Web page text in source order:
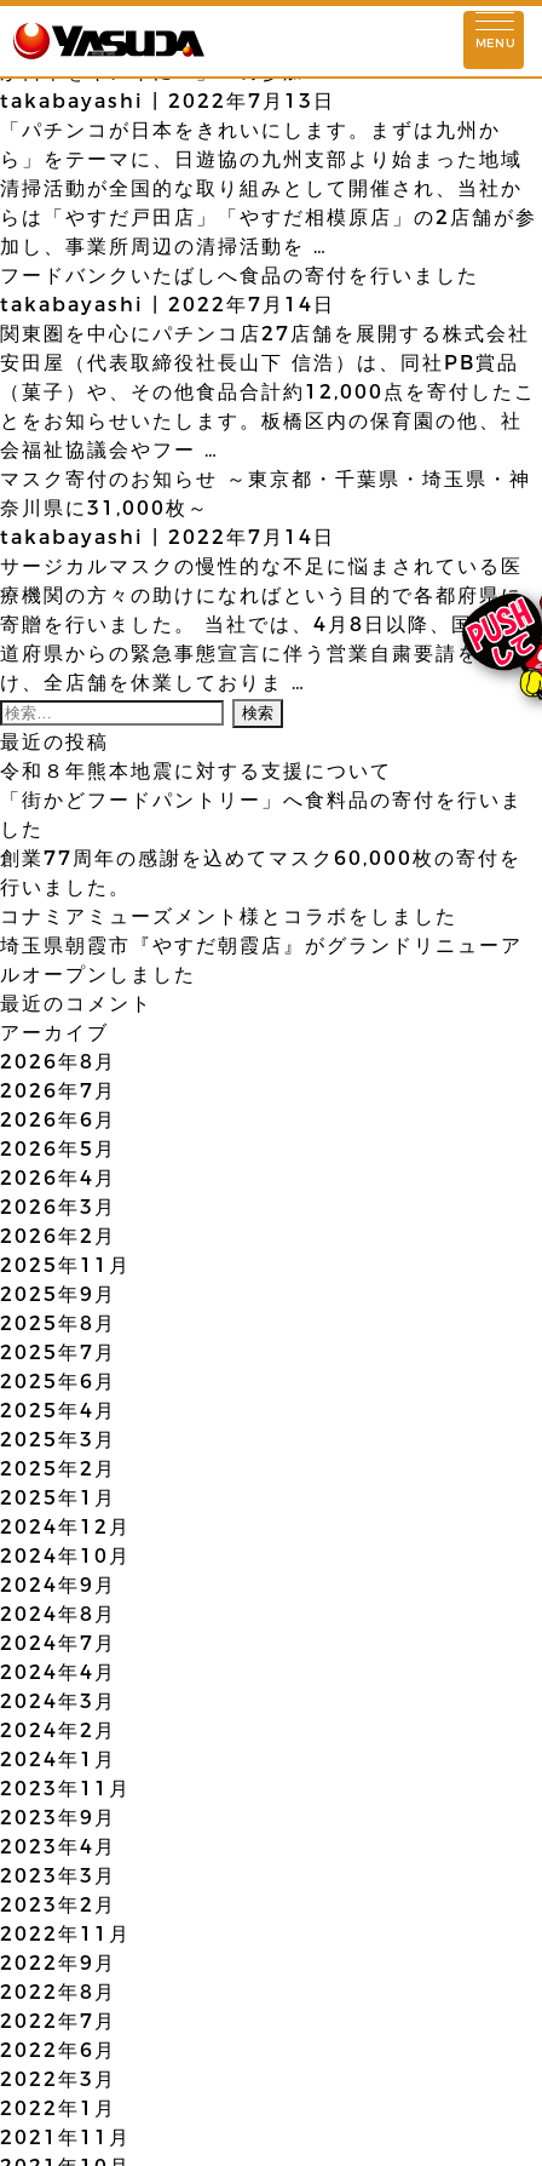
MENU
お知らせ
ストーリー
企業理念
会社情報
代表挨拶 基本情報
理念実現に向けて
安田屋の歴史
店舗情報
東京 埼玉 千葉 神奈川 群馬
活動情報
SDGs情報 環境対策活動
社会との共存
物件情報募集
採用情報
お問い合わせ
2020
「第３回全国クリーンデー ～地域大清掃 パチンコ
が日本をキレイに～」への参加
takabayashi
2022年7月13日
「パチンコが日本をきれいにします。まずは九州か
ら」をテーマに、日遊協の九州支部より始まった地域
清掃活動が全国的な取り組みとして開催され、当社か
らは「やすだ戸田店」「やすだ相模原店」の2店舗が参
加し、事業所周辺の清掃活動を …
フードバンクいたばしへ食品の寄付を行いました
takabayashi
2022年7月14日
関東圏を中心にパチンコ店27店舗を展開する株式会社
安田屋（代表取締役社長山下 信浩）は、同社PB賞品
（菓子）や、その他食品合計約12,000点を寄付したこ
とをお知らせいたします。板橋区内の保育園の他、社
会福祉協議会やフー …
マスク寄付のお知らせ ～東京都・千葉県・埼玉県・神
奈川県に31,000枚～
takabayashi
2022年7月14日
サージカルマスクの慢性的な不足に悩まされている医
療機関の方々の助けになればという目的で各都府県に
寄贈を行いました。 当社では、4月8日以降、国・各都
道府県からの緊急事態宣言に伴う営業自粛要請を受
け、全店舗を休業しておりま …
検
索:
最近の投稿
令和８年熊本地震に対する支援について
「街かどフードパントリー」へ食料品の寄付を行いま
した
創業77周年の感謝を込めてマスク60,000枚の寄付を
行いました。
コナミアミューズメント様とコラボをしました
埼玉県朝霞市『やすだ朝霞店』がグランドリニューア
ルオープンしました
最近のコメント
アーカイブ
2026年8月
2026年7月
2026年6月
2026年5月
2026年4月
2026年3月
2026年2月
2025年11月
2025年9月
2025年8月
2025年7月
2025年6月
2025年4月
2025年3月
2025年2月
2025年1月
2024年12月
2024年10月
2024年9月
2024年8月
2024年7月
2024年4月
2024年3月
2024年2月
2024年1月
2023年11月
2023年9月
2023年4月
2023年3月
2023年2月
2022年11月
2022年9月
2022年8月
2022年7月
2022年6月
2022年3月
2022年1月
2021年11月